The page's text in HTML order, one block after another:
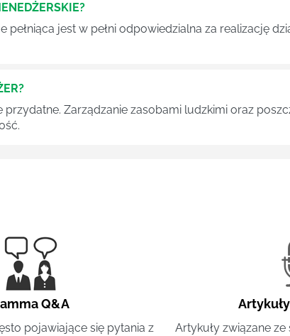
jest w pełni odpowiedzialna za realizację
Zarządzanie zasobami ludzkimi oraz
Q&A
pojawiające się pytania z
Artykuły związane